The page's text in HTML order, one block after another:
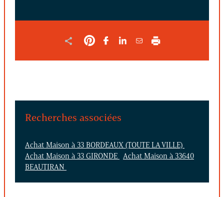
Recherches associées
Achat Maison à 33 BORDEAUX (TOUTE LA VILLE)
Achat Maison à 33 GIRONDE
Achat Maison à 33640
BEAUTIRAN